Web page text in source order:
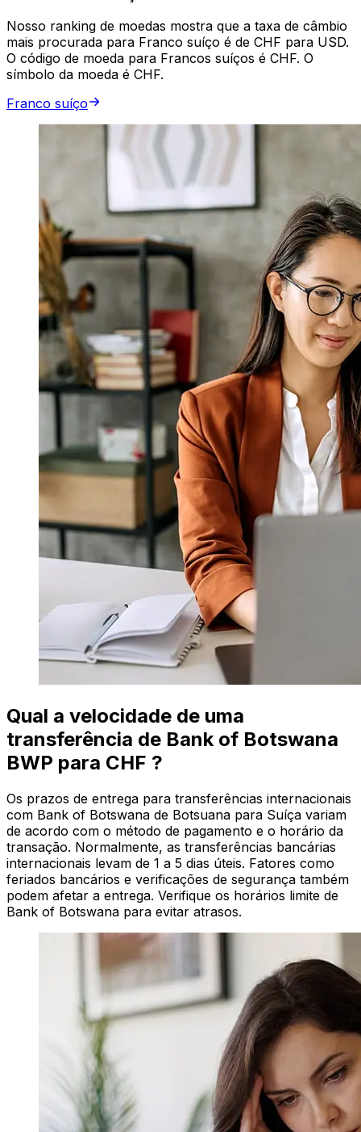
Nosso ranking de moedas mostra que a taxa de câmbio
mais procurada para Franco suíço é de CHF para USD.
O código de moeda para Francos suíços é CHF. O
símbolo da moeda é CHF.
Franco suíço
Qual a velocidade de uma
transferência de Bank of Botswana
BWP para CHF ?
Os prazos de entrega para transferências internacionais
com Bank of Botswana de Botsuana para Suíça variam
de acordo com o método de pagamento e o horário da
transação. Normalmente, as transferências bancárias
internacionais levam de 1 a 5 dias úteis. Fatores como
feriados bancários e verificações de segurança também
podem afetar a entrega. Verifique os horários limite de
Bank of Botswana para evitar atrasos.